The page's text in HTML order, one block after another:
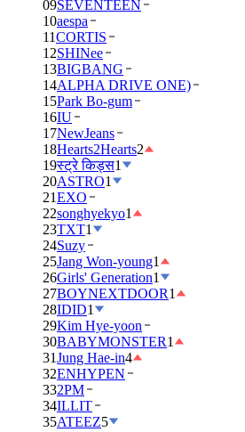
09SEVENTEEN
10aespa
11CORTIS
12SHINee
13BIGBANG
14ALPHA DRIVE ONE)
15Park Bo-gum
16IU
17NewJeans
18Hearts2Hearts2
19स्ट्रे किड्स1
20ASTRO1
21EXO
22songhyekyo1
23TXT1
24Suzy
25Jang Won-young1
26Girls' Generation1
27BOYNEXTDOOR1
28IDID1
29Kim Hye-yoon
30BABYMONSTER1
31Jung Hae-in4
32ENHYPEN
332PM
34ILLIT
35ATEEZ5